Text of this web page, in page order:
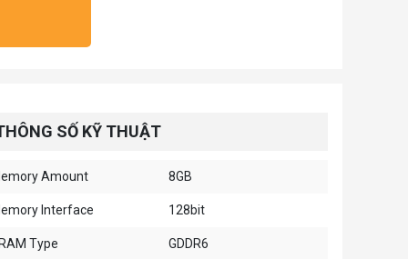
SỐ KỸ THUẬT
Amount 8GB
Interface 128bit
Type GDDR6